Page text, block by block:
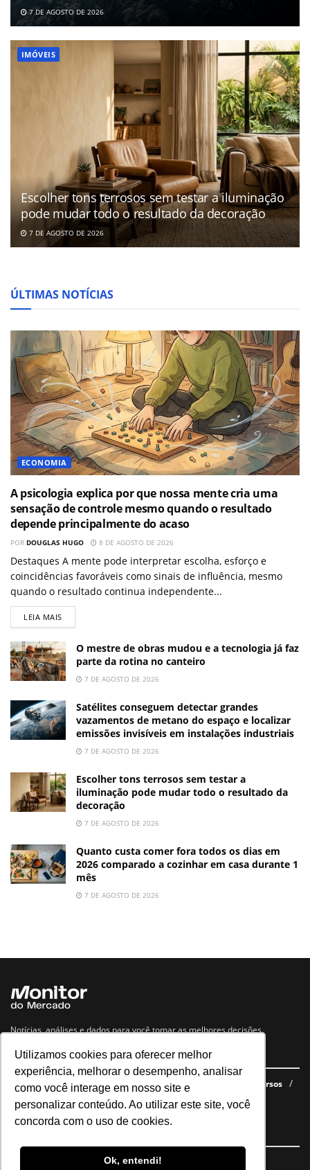
Utilizamos cookies para oferecer melhor
experiência, melhorar o desempenho, analisar
como você interage em nosso site e
personalizar conteúdo. Ao utilizar este site, você
concorda com o uso de cookies.
Ok, entendi!
7 DE AGOSTO DE 2026
IMÓVEIS
Escolher tons terrosos sem testar a iluminação
pode mudar todo o resultado da decoração
7 DE AGOSTO DE 2026
ÚLTIMAS NOTÍCIAS
ECONOMIA
A psicologia explica por que nossa mente cria uma
sensação de controle mesmo quando o resultado
depende principalmente do acaso
POR DOUGLAS HUGO 8 DE AGOSTO DE 2026
Destaques A mente pode interpretar escolha, esforço e
coincidências favoráveis como sinais de influência, mesmo
quando o resultado continua independente...
LEIA MAIS
O mestre de obras mudou e a tecnologia já faz
parte da rotina no canteiro
7 DE AGOSTO DE 2026
Satélites conseguem detectar grandes
vazamentos de metano do espaço e localizar
emissões invisíveis em instalações industriais
7 DE AGOSTO DE 2026
Escolher tons terrosos sem testar a
iluminação pode mudar todo o resultado da
decoração
7 DE AGOSTO DE 2026
Quanto custa comer fora todos os dias em
2026 comparado a cozinhar em casa durante 1
mês
7 DE AGOSTO DE 2026
Notícias, análises e dados para você tomar as melhores decisões.
Navegue no site
Últimas notícias Quem somos E-books gratuitos
Cursos
Política de privacidade